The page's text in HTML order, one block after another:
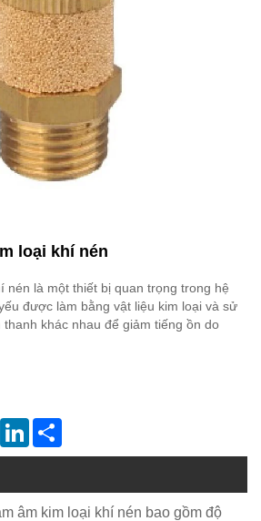
loại khí nén
nén là một thiết bị quan trọng trong hệ
được làm bằng vật liệu kim loại và sử
khác nhau để giảm tiếng ồn do
PinterestLinkedIn
âm kim loại khí nén bao gồm độ